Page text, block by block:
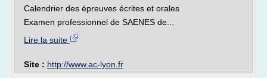
Calendrier des épreuves écrites et orales
Examen professionnel de SAENES de...
Lire la suite
Site : http://www.ac-lyon.fr